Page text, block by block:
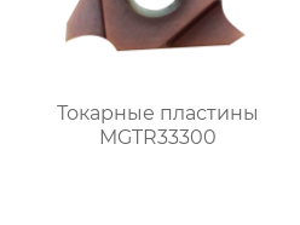
Токарные пластины
MGTR33300